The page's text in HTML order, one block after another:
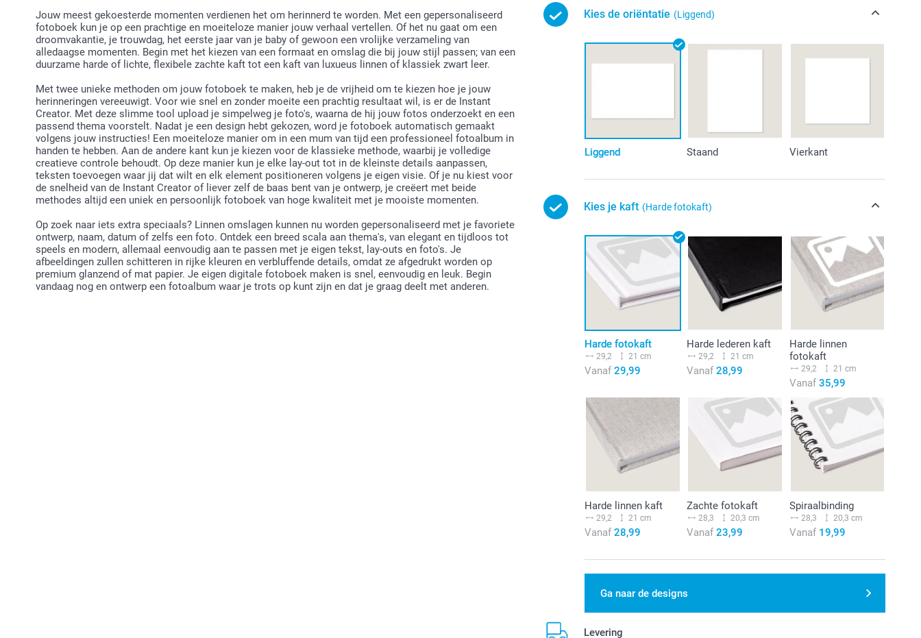
Jouw meest gekoesterde momenten verdienen het om herinnerd te worden. Met een gepersonaliseerd
fotoboek kun je op een prachtige en moeiteloze manier jouw verhaal vertellen. Of het nu gaat om een
droomvakantie, je trouwdag, het eerste jaar van je baby of gewoon een vrolijke verzameling van
alledaagse momenten. Begin met het kiezen van een formaat en omslag die bij jouw stijl passen; van een
duurzame harde of lichte, flexibele zachte kaft tot een kaft van luxueus linnen of klassiek zwart leer.
Met twee unieke methoden om jouw fotoboek te maken, heb je de vrijheid om te kiezen hoe je jouw
herinneringen vereeuwigt. Voor wie snel en zonder moeite een prachtig resultaat wil, is er de Instant
Creator. Met deze slimme tool upload je simpelweg je foto's, waarna de hij jouw fotos onderzoekt en een
passend thema voorstelt. Nadat je een design hebt gekozen, word je fotoboek automatisch gemaakt
volgens jouw instructies! Een moeiteloze manier om in een mum van tijd een professioneel fotoalbum in
handen te hebben. Aan de andere kant kun je kiezen voor de klassieke methode, waarbij je volledige
creatieve controle behoudt. Op deze manier kun je elke lay-out tot in de kleinste details aanpassen,
teksten toevoegen waar jij dat wilt en elk element positioneren volgens je eigen visie. Of je nu kiest voor
de snelheid van de Instant Creator of liever zelf de baas bent van je ontwerp, je creëert met beide
methodes altijd een uniek en persoonlijk fotoboek van hoge kwaliteit met je mooiste momenten.
Op zoek naar iets extra speciaals? Linnen omslagen kunnen nu worden gepersonaliseerd met je favoriete
ontwerp, naam, datum of zelfs een foto. Ontdek een breed scala aan thema's, van elegant en tijdloos tot
speels en modern, allemaal eenvoudig aan te passen met je eigen tekst, lay-outs en foto's. Je
afbeeldingen zullen schitteren in rijke kleuren en verbluffende details, omdat ze afgedrukt worden op
premium glanzend of mat papier. Je eigen digitale fotoboek maken is snel, eenvoudig en leuk. Begin
vandaag nog en ontwerp een fotoalbum waar je trots op kunt zijn en dat je graag deelt met anderen.
Kies de oriëntatie (Liggend)
Liggend Staand Vierkant
Kies je kaft (Harde fotokaft)
Harde fotokaft
29,2 21 cm
Vanaf 29,99
Harde lederen kaft
29,2 21 cm
Vanaf 28,99
Harde linnen
fotokaft
29,2 21 cm
Vanaf35,99
Harde linnen kaft
29,2 21 cm
Vanaf 28,99
Zachte fotokaft
28,3 20,3 cm
Vanaf 23,99
Spiraalbinding
28,3 20,3 cm
Vanaf19,99
Ga naar de designs
Levering